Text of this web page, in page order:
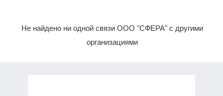
Не найдено ни одной связи ООО "СФЕРА" с другими
организациями